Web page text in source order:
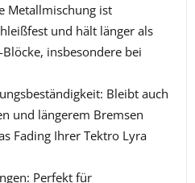
Metallmischung ist
und hält länger als
insbesondere bei
Bleibt auch
und längerem Bremsen
Fading Ihrer Tektro Lyra
Perfekt für